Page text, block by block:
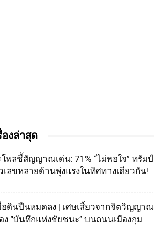
องล่าสุด
โพลชี้สัญญาณเด่น: 71% “ไม่พอใจ” ทรัมป์
เลขหลายด้านพุ่งแรงในทิศทางเดียวกัน!
อดินปืนหมดลง | เศษเสี้ยวจากจิตวิญญาณ
ง “บันทึกแห่งชัยชนะ” บนถนนเมืองกุม